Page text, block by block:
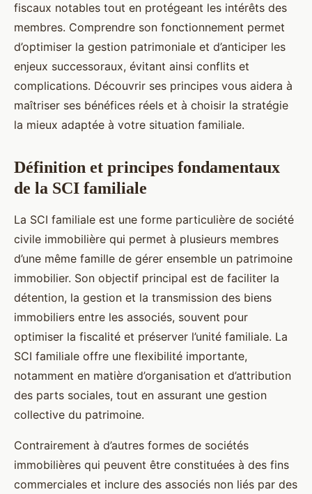
fiscaux notables tout en protégeant les intérêts des
membres. Comprendre son fonctionnement permet
d’optimiser la gestion patrimoniale et d’anticiper les
enjeux successoraux, évitant ainsi conflits et
complications. Découvrir ses principes vous aidera à
maîtriser ses bénéfices réels et à choisir la stratégie
la mieux adaptée à votre situation familiale.
Définition et principes fondamentaux
de la SCI familiale
La SCI familiale est une forme particulière de société
civile immobilière qui permet à plusieurs membres
d’une même famille de gérer ensemble un patrimoine
immobilier. Son objectif principal est de faciliter la
détention, la gestion et la transmission des biens
immobiliers entre les associés, souvent pour
optimiser la fiscalité et préserver l’unité familiale. La
SCI familiale offre une flexibilité importante,
notamment en matière d’organisation et d’attribution
des parts sociales, tout en assurant une gestion
collective du patrimoine.
Contrairement à d’autres formes de sociétés
immobilières qui peuvent être constituées à des fins
commerciales et inclure des associés non liés par des